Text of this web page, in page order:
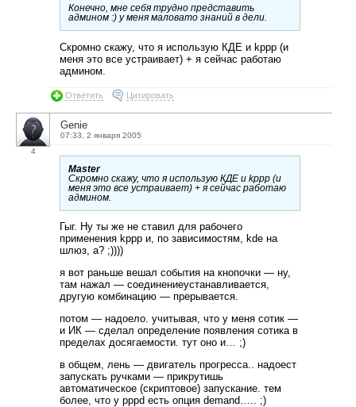
Конечно, мне себя трудно представить
админом :) у меня маловато знаний в дели.
Скромно скажу, что я использую КДЕ и kppp (и
меня это все устраивает) + я сейчас работаю
админом.
Ответить Цитировать
4
Genie
07:33, 2 января 2005
Master
Скромно скажу, что я использую КДЕ и kppp (и
меня это все устраивает) + я сейчас работаю
админом.
Гыг. Ну ты же не ставил для рабочего
применения kppp и, по зависимостям, kde на
шлюз, а? ;))))
я вот раньше вешал события на кнопочки — ну,
там нажал — соединениеустанавливается,
другую комбинацию — прерывается.
потом — надоело. учитывая, что у меня сотик —
и ИК — сделал определение появления сотика в
пределах досягаемости. тут оно и… ;)
в общем, лень — двигатель прогресса.. надоест
запускать ручками — прикрутишь
автоматическое (скриптовое) запускание. тем
более, что у pppd есть опция demand….. ;)